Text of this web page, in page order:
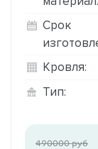
Срок
Кровля:
Тип:
490000 руб